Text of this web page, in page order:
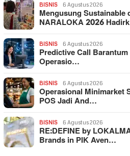
BISNIS 6 Agustus 2026
Mengusung Sustainable
NARALOKA 2026
BISNIS 6 Agustus 2026
Predictive Call
Operasio…
BISNIS 6 Agustus 2026
Operasional Minimarket
POS Jadi And…
BISNIS 6 Agustus 2026
RE:DEFINE by
Brands in PIK Aven…